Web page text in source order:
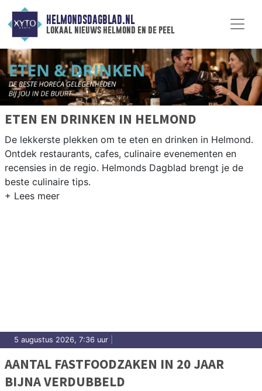
HELMONDSDAGBLAD.NL
lokaal nieuws helmond en de peel
ETEN EN DRINKEN IN HELMOND
De lekkerste plekken om te eten en drinken in Helmond.
Ontdek restaurants, cafes, culinaire evenementen en
recensies in de regio. Helmonds Dagblad brengt je de
beste culinaire tips.
5 augustus 2026, 7:36 uur
AANTAL FASTFOODZAKEN IN 20 JAAR
BIJNA VERDUBBELD